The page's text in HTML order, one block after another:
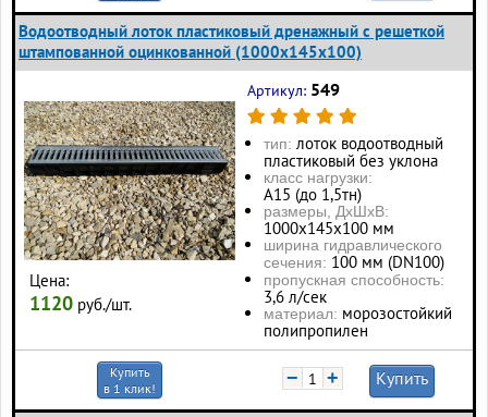
Водоотводный лоток пластиковый дренажный с решеткой
штампованной оцинкованной (1000x145x100)
Цена:
1120 руб./шт.
Артикул: 549
тип: лоток водоотводный
пластиковый без уклона
класс нагрузки:
А15 (до 1,5тн)
размеры, ДхШхВ:
1000х145х100 мм
ширина гидравлического
сечения: 100 мм (DN100)
пропускная способность:
3,6 л/сек
материал: морозостойкий
полипропилен
Купить
в 1 клик!
− + Купить